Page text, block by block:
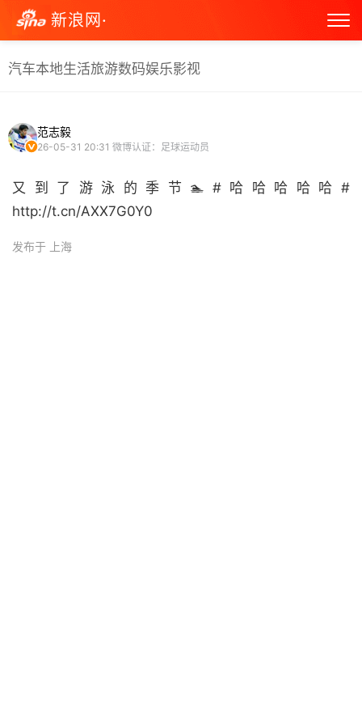
新浪网·
汽车本地生活旅游数码娱乐影视
范志毅
26-05-31 20:31 微博认证：足球运动员
又到了游泳的季节🏊#哈哈哈哈哈#
http://t.cn/AXX7G0Y0 ​
发布于 上海